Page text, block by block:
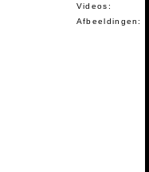
Videos:
Afbeeldingen: